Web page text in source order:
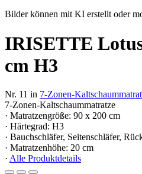
Bilder können mit KI erstellt oder
IRISETTE
cm H3
Nr. 11 in 7-Zonen-
7-Zonen-Kaltschaummatratze
· Matratzengröße: 90 x 200 cm
· Härtegrad: H3
· Bauchschläfer, Seitenschläfer,
· Matratzenhöhe: 20 cm
· Alle Produktdetails